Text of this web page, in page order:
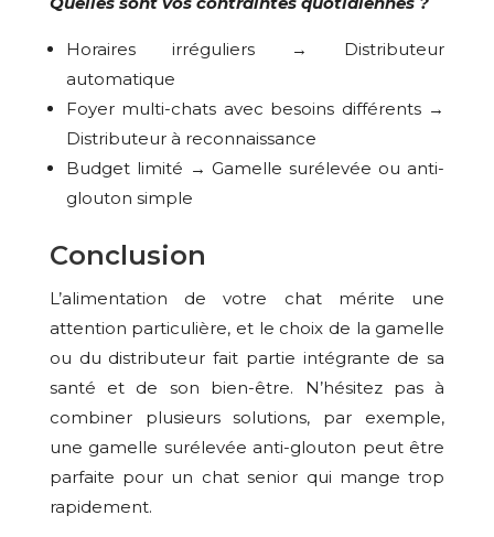
Horaires irréguliers → Distributeur
automatique
Foyer multi-chats avec besoins différents →
Distributeur à reconnaissance
Budget limité → Gamelle surélevée ou anti-
glouton simple
Conclusion
L’alimentation de votre chat mérite une
attention particulière, et le choix de la gamelle
ou du distributeur fait partie intégrante de sa
santé et de son bien-être. N’hésitez pas à
combiner plusieurs solutions, par exemple,
une gamelle surélevée anti-glouton peut être
parfaite pour un chat senior qui mange trop
rapidement.